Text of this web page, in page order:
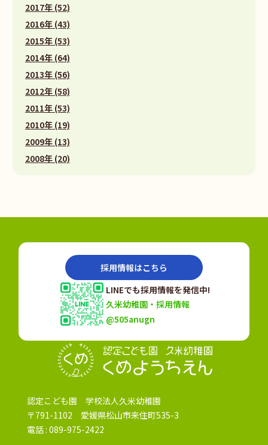
2017年 (52)
2016年 (43)
2015年 (53)
2014年 (64)
2013年 (56)
2012年 (58)
2011年 (53)
2010年 (19)
2009年 (13)
2008年 (20)
認定こども園 学校法人久米幼稚園
〒791-1102 愛媛県松山市来住町535-3
電話 : 089-975-2422
採用情報はこちら
LINEでも採用情報を発信中!
久米幼稚園・採用情報
@505anugn